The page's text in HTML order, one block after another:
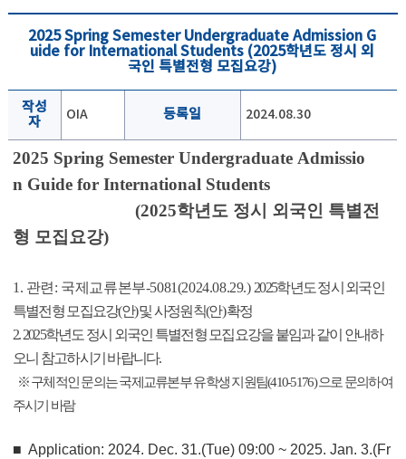
2025 Spring Semester Undergraduate Admission G
uide for International Students (2025학년도 정시 외
국인 특별전형 모집요강)
작성
자
OIA 등록일 2024.08.30
2025 Spring Semester Undergraduate Admissio
n Guide for International Students
(2025학년도 정시 외국인 특별전
형 모집요강)
1. 관련: 국제교류본부-5081(2024.08.29.) 2025학년도 정시 외국인
특별전형 모집요강(안) 및 사정원칙(안) 확정
2. 2025학년도 정시 외국인 특별전형 모집요강을 붙임과 같이 안내하
오니 참고하시기 바랍니다.
※ 구체적인 문의는 국제교류본부 유학생 지원팀(410-5176) 으로 문의하여
주시기 바람
■ Application: 2024. Dec. 31.(Tue) 09:00 ~ 2025. Jan. 3.(Fr